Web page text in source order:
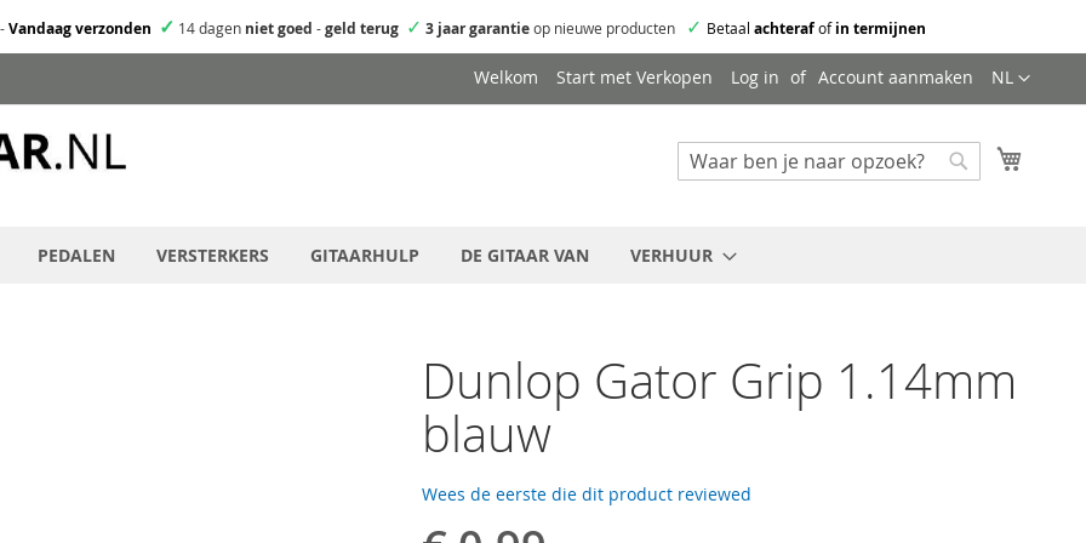
Vandaag verzonden ✓ 14 dagen niet goed -geld terug ✓ 3 jaar garantieop nieuwe producten ✓ Betaal achterafofin termijnen
Taal
NL
Welkom Start met Verkopen Log in Account aanmaken
Zoeken
PEDALEN VERSTERKERS GITAARHULP DE GITAAR VAN VERHUUR
Dunlop Gator Grip 1.14mm
blauw
Wees de eerste die dit product reviewed